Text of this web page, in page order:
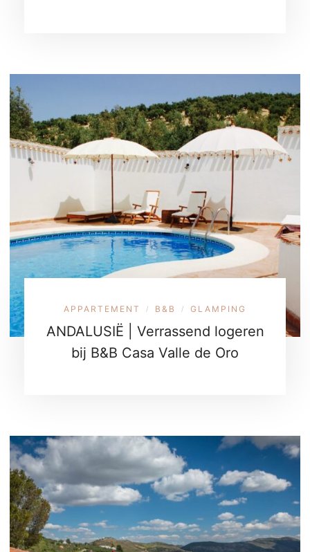
APPARTEMENT / B&B / GLAMPING
ANDALUSIË | Verrassend logeren
bij B&B Casa Valle de Oro